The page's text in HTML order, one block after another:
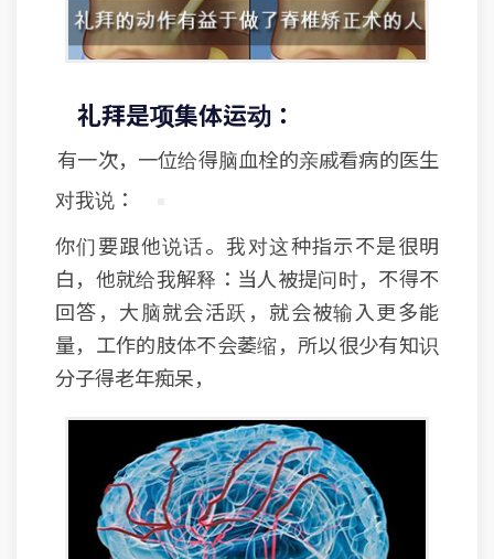
礼拜是项集体运动：
有一次，一位给得脑血栓的亲戚看病的医生
对我说：
你们要跟他说话。我对这种指示不是很明
白，他就给我解释：当人被提问时，不得不
回答，大脑就会活跃，就会被输入更多能
量，工作的肢体不会萎缩，所以很少有知识
分子得老年痴呆，